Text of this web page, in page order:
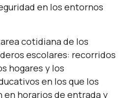
en los entornos
cotidiana de los
escolares: recorridos
hogares y los
en los que los
horarios de entrada y